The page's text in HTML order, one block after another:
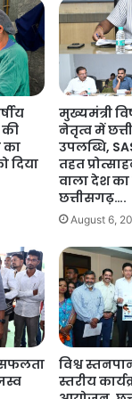
नगरीय निकाय क्षेत्र में
वार्षिक अधिकतम आय 3
क्षेत्रों के आवास व्यक्ति
पात्र व्यक्ति की
राज्य सरकार
More
का
दिया
मुख्यमंत्री
नेतृत्व में
उपलब्धि,
तहत
वाला देश का
छत्तीसगढ़….
August 6,
विश्व
स्तरीय